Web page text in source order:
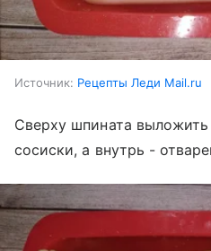
Источник: Рецепты Леди Mail.ru
Сверху шпината
сосиски, а внутрь -